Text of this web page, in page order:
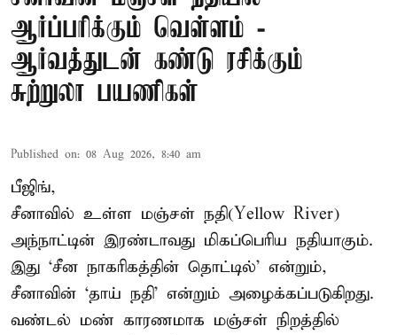
ஆர்ப்பரிக்கும் வெள்ளம் -
ஆர்வத்துடன் கண்டு ரசிக்கும்
சுற்றுலா பயணிகள்
Published on: 08 Aug 2026, 8:40 am
பீஜிங்,
சீனாவில் உள்ள மஞ்சள் நதி(Yellow River)
அந்நாட்டின் இரண்டாவது மிகப்பெரிய நதியாகும்.
இது ‘சீன நாகரிகத்தின் தொட்டில்’ என்றும்,
சீனாவின் ‘தாய் நதி’ என்றும் அழைக்கப்படுகிறது.
வண்டல் மண் காரணமாக மஞ்சள் நிறத்தில்